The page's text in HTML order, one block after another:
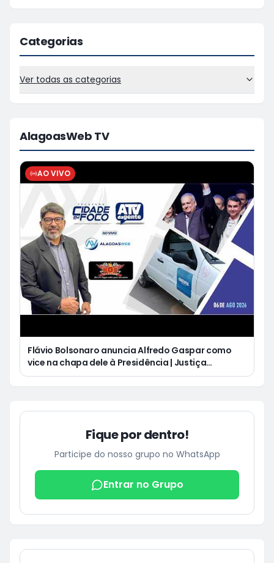
Categorias
Ver todas as categorias
AlagoasWeb TV
AO VIVO
Flávio Bolsonaro anuncia Alfredo Gaspar como
vice na chapa dele à Presidência | Justiça
condena Equatorial a pagar R$ 3 mil a cliente que
Fique por dentro!
Participe do nosso grupo no WhatsApp
Entrar no Grupo